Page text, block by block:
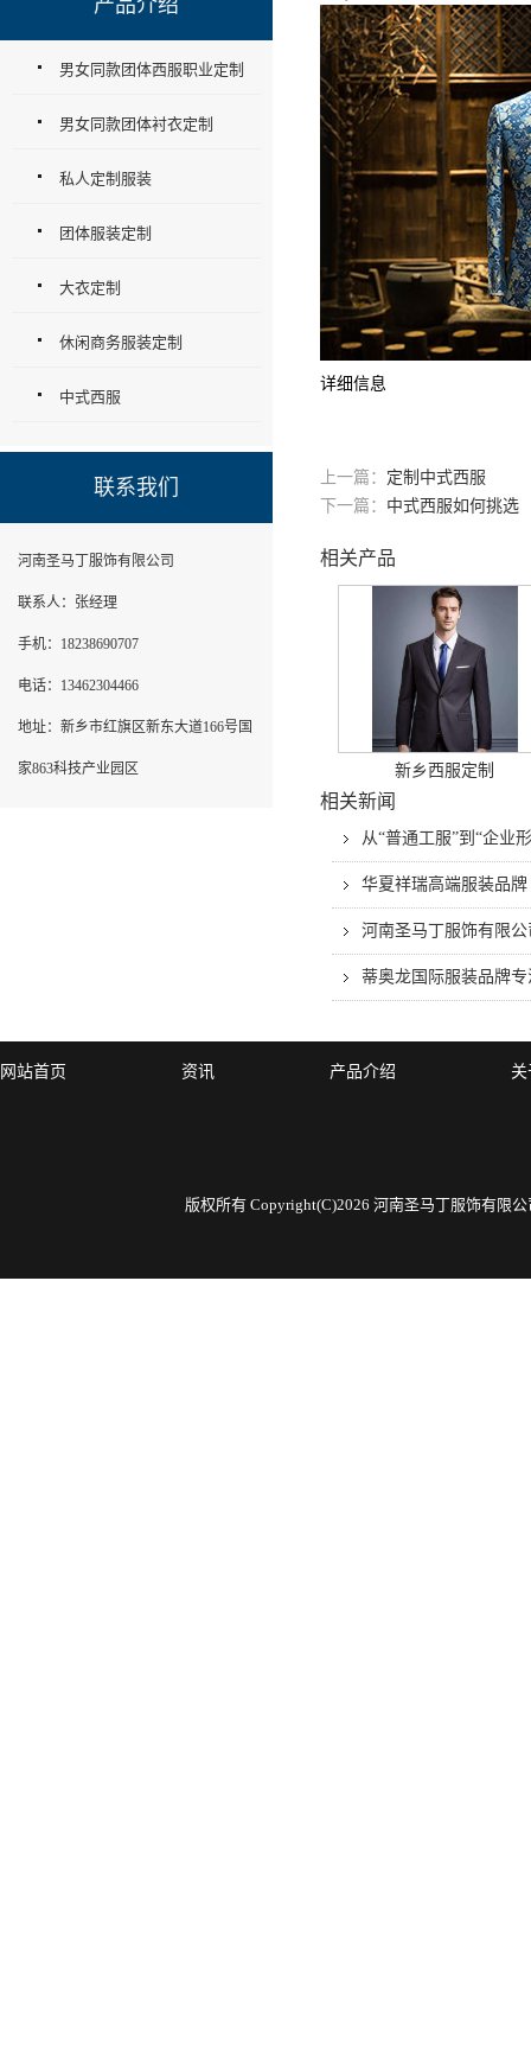
详细信息
上一篇： 定制中式西服
下一篇： 中式西服如何挑选
相关产品
新乡西服定制
相关新闻
从“普通工服”到“企业
华夏祥瑞高端服装品牌
河南圣马丁服饰有限公
蒂奥龙国际服装品牌
产品介绍
男女同款团体西服职业定制
男女同款团体衬衣定制
私人定制服装
团体服装定制
大衣定制
休闲商务服装定制
中式西服
联系我们
河南圣马丁服饰有限公司
联系人：张经理
手机：18238690707
电话：13462304466
地址：新乡市红旗区新东大道166号国
家863科技产业园区
网站首页 资讯 产品介绍
版权所有 Copyright(C)2026 河南圣马丁服饰有限